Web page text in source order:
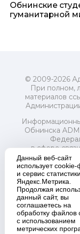
Обнинские
гуманитарной
© 2009-2026
При полном,
материалов
Обнинска
в сфере
и массовых
Учредитель:
Обнинск".
Адрес
Данный веб-сайт
использует
и сервис статистики
Яндекс.Метрика.
Продолжая
данный сайт, вы
соглашаетесь на
обработку файлов
с использованием
метрических